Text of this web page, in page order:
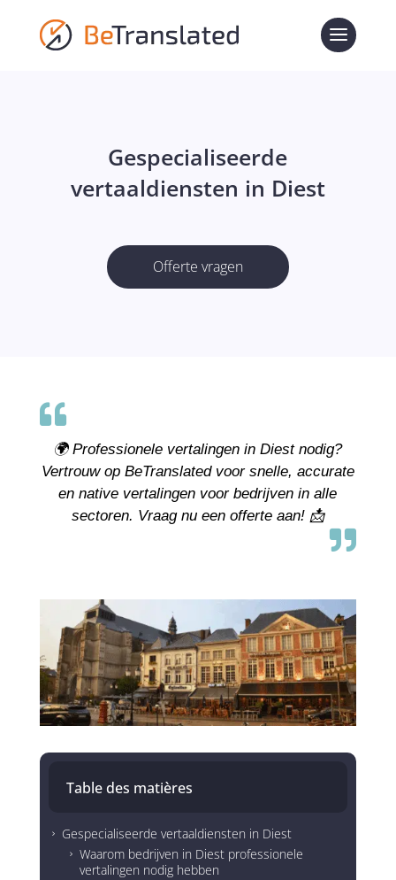
Gespecialiseerde
vertaaldiensten in Diest
Offerte vragen

🌍 Professionele vertalingen in Diest nodig?
Vertrouw op BeTranslated voor snelle, accurate
en native vertalingen voor bedrijven in alle
sectoren. Vraag nu een offerte aan! 📩

Table des matières
5 Gespecialiseerde vertaaldiensten in Diest
5
Waarom bedrijven in Diest professionele
vertalingen nodig hebben